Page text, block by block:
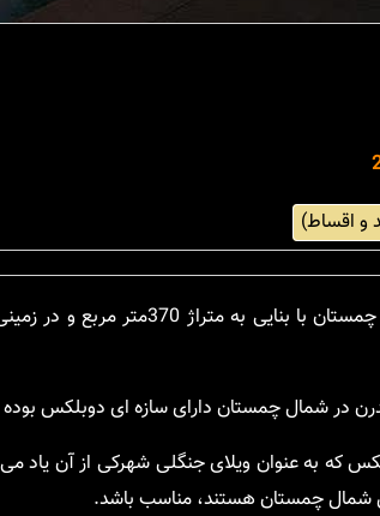
در شمال چمستان دارای سازه ای دوبلکس
که به عنوان ویلای جنگلی شهرکی از آن یاد
شمال چمستان هستند، مناسب باشد.